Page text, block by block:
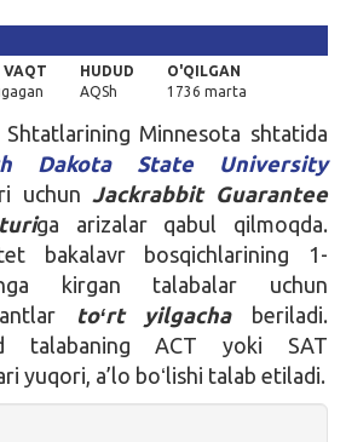
VAQT
HUDUD
AQSh
O'QILGAN
1736 marta
Shtatlarining Minnesota shtatida
Dakota State University
uchun Jackrabbit Guarantee
ga arizalar qabul qilmoqda.
bakalavr bosqichlarining 1-
kirgan talabalar uchun
toʻrt yilgacha
beriladi.
talabaning ACT yoki SAT
yuqori, a’lo boʻlishi talab etiladi.